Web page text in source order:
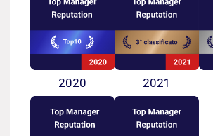
2020 2021